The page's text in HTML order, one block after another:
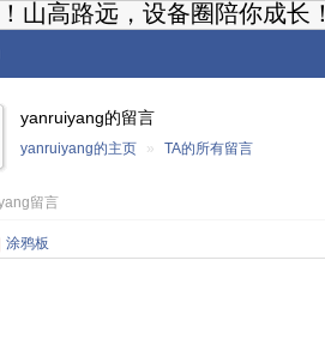
山高路远，设备圈陪你成长！
yanruiyang的留言
yanruiyang的主页 » TA的所有留言
留言
涂鸦板